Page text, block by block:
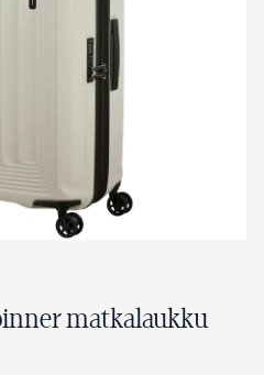
suurennettuna
matkalaukku